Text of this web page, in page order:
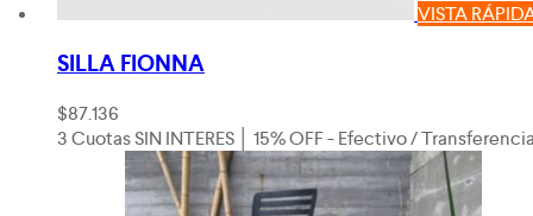
VISTA
SILLA FIONNA
$87.136
3 Cuotas SIN INTERES │ 15% OFF - Efectivo /